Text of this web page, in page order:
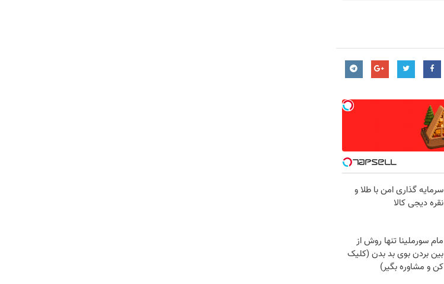
سرمایه گذاری امن با طلا و
نقره دیجی کالا
مام سورملینا تنها روش از
بین بردن بوی بد بدن (کلیک
کن و مشاوره بگیر)